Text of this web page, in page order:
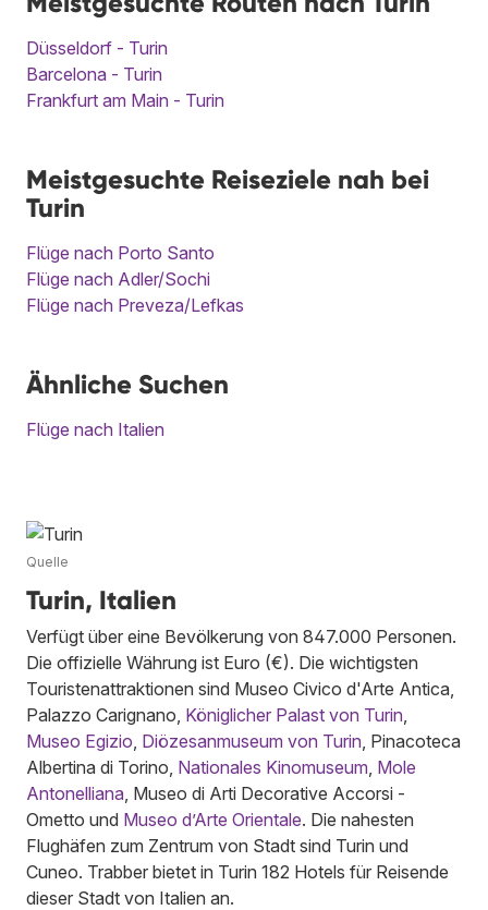
Düsseldorf - Turin
Barcelona - Turin
Frankfurt am Main - Turin
Meistgesuchte Reiseziele nah bei
Turin
Flüge nach Porto Santo
Flüge nach Adler/Sochi
Flüge nach Preveza/Lefkas
Ähnliche Suchen
Flüge nach Italien
Quelle
Turin, Italien
Verfügt über eine Bevölkerung von 847.000 Personen.
Die offizielle Währung ist Euro (€). Die wichtigsten
Touristenattraktionen sind Museo Civico d'Arte Antica,
Palazzo Carignano, Königlicher Palast von Turin
Museo Egizio Diözesanmuseum von Turin , Pinacoteca
Albertina di Torino, Nationales Kinomuseum Mole
Antonelliana , Museo di Arti Decorative Accorsi -
Ometto und Museo d’Arte Orientale. Die nahesten
Flughäfen zum Zentrum von Stadt sind Turin und
Cuneo. Trabber bietet in Turin 182 Hotels für Reisende
dieser Stadt von Italien an.